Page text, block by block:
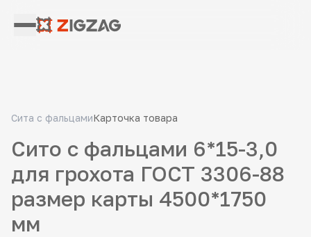
Сита с фальцамиКарточка товара
Сито с фальцами 6*15-3,0
для грохота ГОСТ 3306-88
размер карты 4500*1750
мм